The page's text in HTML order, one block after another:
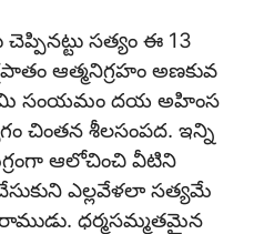
సత్యం ఈ 13
ఆత్మనిగ్రహం అణకువ
సంయమం దయ అహింస
చింతన శీలసంపద. ఇన్ని
ఆలోచించి వీటిని
ఎల్లవేళలా సత్యమే
ధర్మసమ్మతమైన